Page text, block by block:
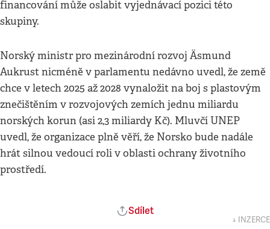
financování může oslabit vyjednávací pozici této
skupiny.
Norský ministr pro mezinárodní rozvoj Äsmund
Aukrust nicméně v parlamentu nedávno uvedl, že země
chce v letech 2025 až 2028 vynaložit na boj s plastovým
znečištěním v rozvojových zemích jednu miliardu
norských korun (asi 2,3 miliardy Kč). Mluvčí UNEP
uvedl, že organizace plně věří, že Norsko bude nadále
hrát silnou vedoucí roli v oblasti ochrany životního
prostředí.
Sdílet
↓ INZERCE